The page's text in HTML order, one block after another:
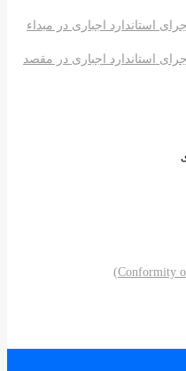
استاندارد اجباری در مبداء
استاندارد اجباری در مقصد